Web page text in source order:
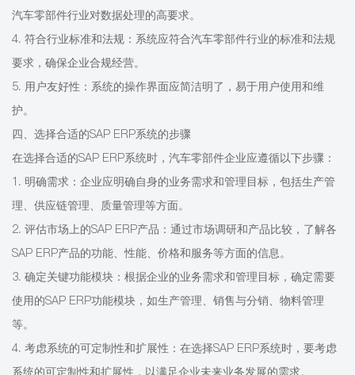
汽车零部件行业对数据处理的高要求。
4. 符合行业标准和法规：系统应符合汽车零部件行业的标准和法规
要求，确保企业合规经营。
5. 用户友好性：系统的操作界面应简洁明了，易于用户使用和维
护。
四、选择合适的SAP ERP系统的步骤
在选择合适的SAP ERP系统时，汽车零部件企业应遵循以下步骤：
1. 明确需求：企业应明确自身的业务需求和管理目标，包括生产管
理、供应链管理、质量管理等方面。
2. 评估市场上的SAP ERP产品：通过市场调研和产品比较，了解各
SAP ERP产品的功能、性能、价格和服务等方面的信息。
3. 确定关键功能模块：根据企业的业务需求和管理目标，确定需要
使用的SAP ERP功能模块，如生产管理、销售与分销、物料管理
等。
4. 考虑系统的可定制性和扩展性：在选择SAP ERP系统时，要考虑
系统的可定制性和扩展性，以满足企业未来业务发展的需求。